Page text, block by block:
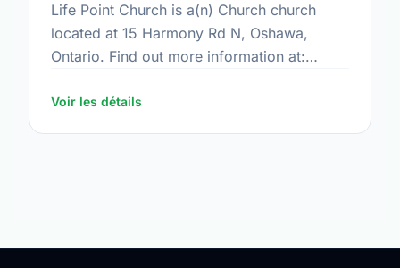
Life Point Church is a(n) Church church
located at 15 Harmony Rd N, Oshawa,
Ontario. Find out more information at:
Voir les détails